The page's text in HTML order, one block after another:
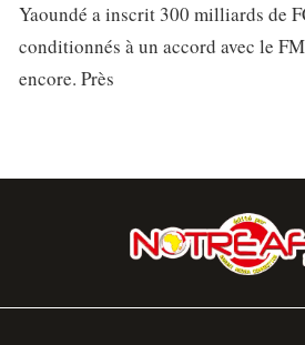
Yaoundé a inscrit 300 milliards de
conditionnés à un accord avec le
encore. Près